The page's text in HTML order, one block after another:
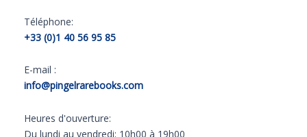
Téléphone:
+33 (0)1 40 56 95 85
E-mail :
info@pingelrarebooks.com
Heures d'ouverture:
Du lundi au vendredi: 10h00 à 19h00